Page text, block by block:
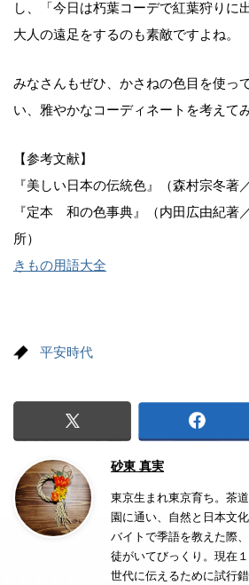
し、「今日は朽葉コーデで紅葉狩りに
大人の遠足をするのも素敵ですよね。
みなさんもぜひ、かさねの色目を使っ
い、雅やかなコーディネートを考えて
【参考文献】
『美しい日本の伝統色』（森村宗冬著
『定本 和の色事典』（内田広由紀著
所）
きもの用語大全
平安時代
砂東 真実
東京生まれ東京育ち。茶
園に通い、自然と日本文
バイトで季語を教えた際
徒がいてびっくり。現在
世代に伝えるために試行錯